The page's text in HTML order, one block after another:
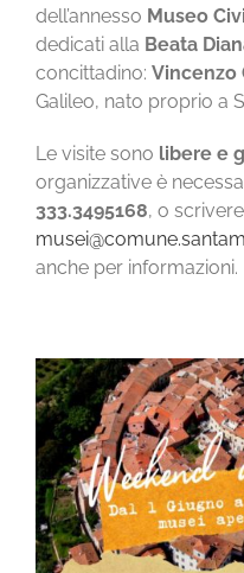
dell’annesso Museo
dedicati alla Beata
concittadino: Vincenzo
Galileo, nato proprio a
Le visite sono libere e
organizzative è
333.3495168, o
anche per informazioni.